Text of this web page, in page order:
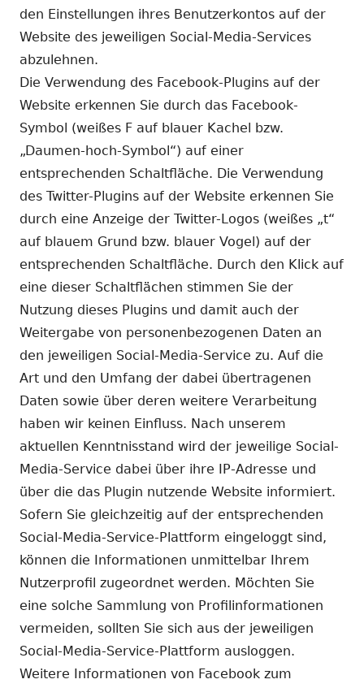
den Einstellungen ihres Benutzerkontos auf der
Website des jeweiligen Social-Media-Services
abzulehnen.
Die Verwendung des Facebook-Plugins auf der
Website erkennen Sie durch das Facebook-
Symbol (weißes F auf blauer Kachel bzw.
„Daumen-hoch-Symbol“) auf einer
entsprechenden Schaltfläche. Die Verwendung
des Twitter-Plugins auf der Website erkennen Sie
durch eine Anzeige der Twitter-Logos (weißes „t“
auf blauem Grund bzw. blauer Vogel) auf der
entsprechenden Schaltfläche. Durch den Klick auf
eine dieser Schaltflächen stimmen Sie der
Nutzung dieses Plugins und damit auch der
Weitergabe von personenbezogenen Daten an
den jeweiligen Social-Media-Service zu. Auf die
Art und den Umfang der dabei übertragenen
Daten sowie über deren weitere Verarbeitung
haben wir keinen Einfluss. Nach unserem
aktuellen Kenntnisstand wird der jeweilige Social-
Media-Service dabei über ihre IP-Adresse und
über die das Plugin nutzende Website informiert.
Sofern Sie gleichzeitig auf der entsprechenden
Social-Media-Service-Plattform eingeloggt sind,
können die Informationen unmittelbar Ihrem
Nutzerprofil zugeordnet werden. Möchten Sie
eine solche Sammlung von Profilinformationen
vermeiden, sollten Sie sich aus der jeweiligen
Social-Media-Service-Plattform ausloggen.
Weitere Informationen von Facebook zum